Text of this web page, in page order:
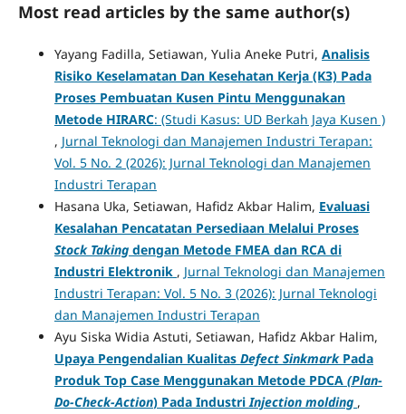
Most read articles by the same author(s)
Yayang Fadilla, Setiawan, Yulia Aneke Putri, Analisis
Risiko Keselamatan Dan Kesehatan Kerja (K3) Pada
Proses Pembuatan Kusen Pintu Menggunakan
Metode HIRARC: (Studi Kasus: UD Berkah Jaya Kusen )
, Jurnal Teknologi dan Manajemen Industri Terapan:
Vol. 5 No. 2 (2026): Jurnal Teknologi dan Manajemen
Industri Terapan
Hasana Uka, Setiawan, Hafidz Akbar Halim, Evaluasi
Kesalahan Pencatatan Persediaan Melalui Proses
Stock Takingdengan Metode FMEA dan RCA di
Industri Elektronik , Jurnal Teknologi dan Manajemen
Industri Terapan: Vol. 5 No. 3 (2026): Jurnal Teknologi
dan Manajemen Industri Terapan
Ayu Siska Widia Astuti, Setiawan, Hafidz Akbar Halim,
Upaya Pengendalian Kualitas Defect Sinkmark Pada
Produk Top Case Menggunakan Metode PDCA (Plan-
Do-Check-Action) Pada IndustriInjection molding ,